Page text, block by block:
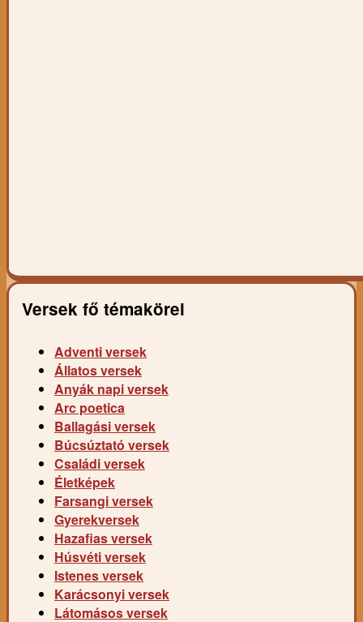
Versek fő témakörei
Adventi versek
Állatos versek
Anyák napi versek
Arc poetica
Ballagási versek
Búcsúztató versek
Családi versek
Életképek
Farsangi versek
Gyerekversek
Hazafias versek
Húsvéti versek
Istenes versek
Karácsonyi versek
Látomásos versek